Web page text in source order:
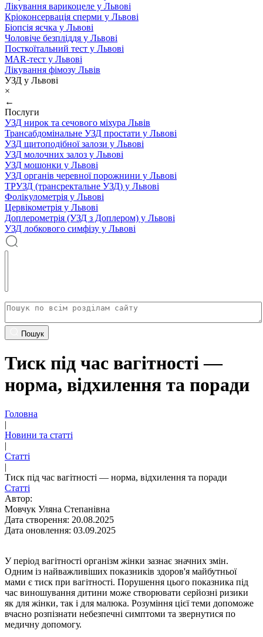
Лікування варикоцеле у Львові
Кріоконсервація сперми у Львові
Біопсія яєчка у Львові
Чоловіче безпліддя у Львові
Посткоїтальний тест у Львові
MAR-тест у Львові
Лікування фімозу Львів
УЗД у Львові
×
←
Послуги
УЗД нирок та сечового міхура Львів
Трансабдомінальне УЗД простати у Львові
УЗД щитоподібної залози у Львові
УЗД молочних залоз у Львові
УЗД мошонки у Львові
УЗД органів черевної порожнини у Львові
ТРУЗД (трансректальне УЗД) у Львові
Фолікулометрія у Львові
Цервікометрія у Львові
Доплерометрія (УЗД з Доплером) у Львові
УЗД лобкового симфізу у Львові
Пошук
Тиск під час вагітності —
норма, відхилення та поради
Головна
|
Новини та статті
|
Статті
|
Тиск під час вагітності — норма, відхилення та поради
Статті
Автор:
Мовчук Уляна Степанівна
Дата створення: 20.08.2025
Дата оновлення: 03.09.2025
У період вагітності організм жінки зазнає значних змін.
Одним із найважливіших показників здоров'я майбутньої
мами є тиск при вагітності. Порушення цього показника під
час виношування дитини може створювати серйозні ризики
як для жінки, так і для малюка. Розуміння цієї теми допоможе
вчасно розпізнати небезпечні симптоми та звернутися по
медичну допомогу.